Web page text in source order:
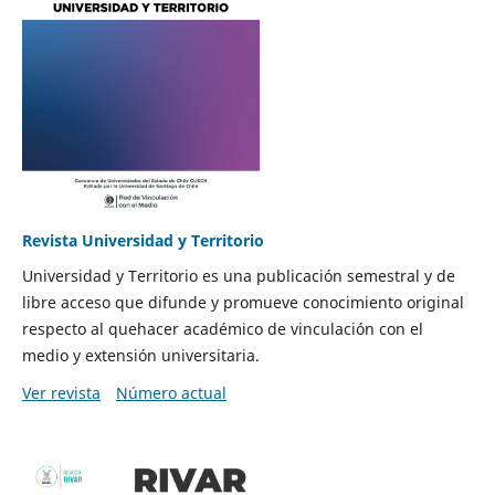
Revista Universidad y Territorio
Universidad y Territorio es una publicación semestral y de
libre acceso que difunde y promueve conocimiento original
respecto al quehacer académico de vinculación con el
medio y extensión universitaria.
Ver revista
Número actual